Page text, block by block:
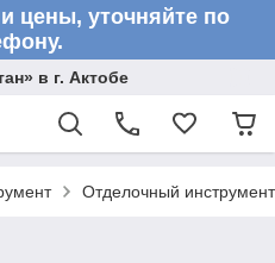
цены, уточняйте по
в г. Актобе
Отделочный инструмент